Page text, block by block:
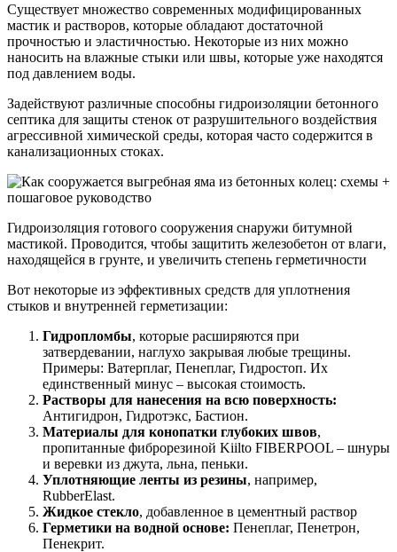
Существует множество современных модифицированных
мастик и растворов, которые обладают достаточной
прочностью и эластичностью. Некоторые из них можно
наносить на влажные стыки или швы, которые уже находятся
под давлением воды.
Задействуют различные способны гидроизоляции бетонного
септика для защиты стенок от разрушительного воздействия
агрессивной химической среды, которая часто содержится в
канализационных стоках.
Гидроизоляция готового сооружения снаружи битумной
мастикой. Проводится, чтобы защитить железобетон от влаги,
находящейся в грунте, и увеличить степень герметичности
Вот некоторые из эффективных средств для уплотнения
стыков и внутренней герметизации:
Гидропломбы, которые расширяются при
затвердевании, наглухо закрывая любые трещины.
Примеры: Ватерплаг, Пенеплаг, Гидростоп. Их
единственный минус – высокая стоимость.
Растворы для нанесения на всю поверхность:
Антигидрон, Гидротэкс, Бастион.
Материалы для конопатки глубоких швов,
пропитанные фиброрезиной Kiilto FIBERPOOL – шнуры
и веревки из джута, льна, пеньки.
Уплотняющие ленты из резины, например,
RubberElast.
Жидкое стекло, добавленное в цементный раствор
Герметики на водной основе: Пенеплаг, Пенетрон,
Пенекрит.